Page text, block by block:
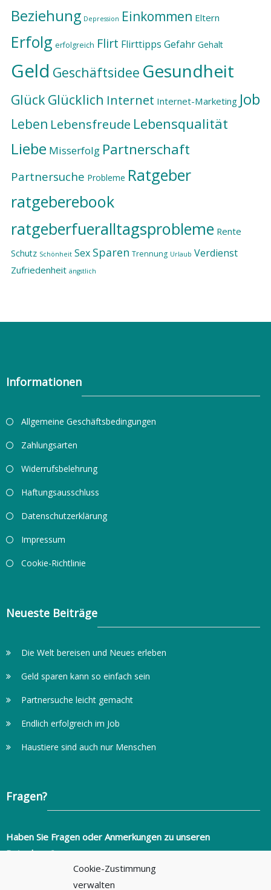
Cookie-Zustimmung
verwalten
Beziehung Depression Einkommen Eltern
Erfolg erfolgreich Flirt Flirttipps Gefahr Gehalt
Geld Geschäftsidee Gesundheit
Glück Glücklich Internet Internet-Marketing Job
Leben Lebensfreude Lebensqualität
Liebe Misserfolg Partnerschaft
Partnersuche Probleme Ratgeber
ratgeberebook
ratgeberfueralltagsprobleme Rente
Schutz Schönheit Sex Sparen Trennung Urlaub Verdienst
Zufriedenheit ängstlich
Informationen
Allgemeine Geschäftsbedingungen
Zahlungsarten
Widerrufsbelehrung
Haftungsausschluss
Datenschutzerklärung
Impressum
Cookie-Richtlinie
Neueste Beiträge
Die Welt bereisen und Neues erleben
Geld sparen kann so einfach sein
Partnersuche leicht gemacht
Endlich erfolgreich im Job
Haustiere sind auch nur Menschen
Fragen?
Haben Sie Fragen oder Anmerkungen zu unseren
Ratgebern?
info@ratgeber-fuer-alltagsprobleme.de